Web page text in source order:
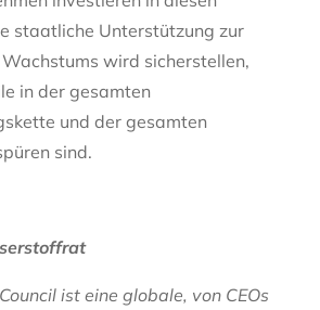
staatliche Unterstützung zur
wird sicherstellen,
in der gesamten
und der gesamten
sind.
ist eine globale, von CEOs